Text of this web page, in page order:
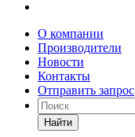
О компании
Производители
Новости
Контакты
Отправить запрос
Найти